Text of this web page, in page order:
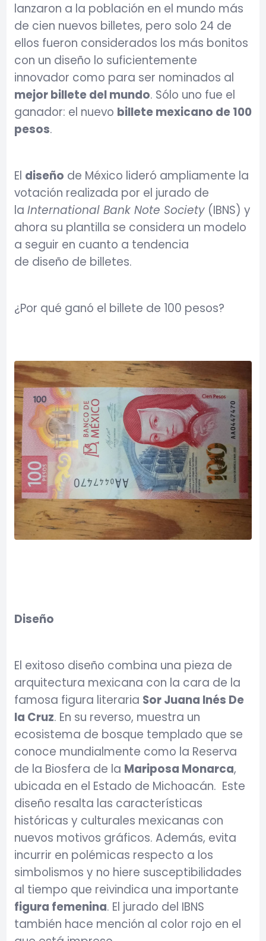
lanzaron a la población en el mundo más
de cien nuevos billetes, pero solo 24 de
ellos fueron considerados los más bonitos
con un diseño lo suficientemente
innovador como para ser nominados al
mejor billete del mundo. Sólo uno fue el
ganador: el nuevo billete mexicano de 100
pesos.
El diseño de México lideró ampliamente la
votación realizada por el jurado de
la International Bank Note Society (IBNS) y
ahora su plantilla se considera un modelo
a seguir en cuanto a tendencia
de diseño de billetes.
¿Por qué ganó el billete de 100 pesos?
Diseño
El exitoso diseño combina una pieza de
arquitectura mexicana con la cara de la
famosa figura literaria Sor Juana Inés De
la Cruz. En su reverso, muestra un
ecosistema de bosque templado que se
conoce mundialmente como la Reserva
de la Biosfera de la Mariposa Monarca,
ubicada en el Estado de Michoacán. Este
diseño resalta las características
históricas y culturales mexicanas con
nuevos motivos gráficos. Además, evita
incurrir en polémicas respecto a los
simbolismos y no hiere susceptibilidades
al tiempo que reivindica una importante
figura femenina. El jurado del IBNS
también hace mención al color rojo en el